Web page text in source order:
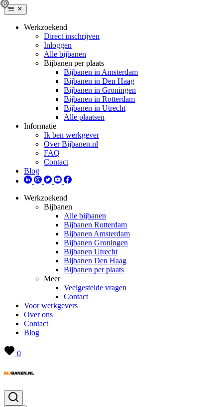
Werkzoekend
Direct inschrijven
Inloggen
Alle bijbanen
Bijbanen per plaats
Bijbanen in Amsterdam
Bijbanen in Den Haag
Bijbanen in Groningen
Bijbanen in Rotterdam
Bijbanen in Utrecht
Alle plaatsen
Informatie
Ik ben werkgever
Over Bijbanen.nl
FAQ
Contact
Blog
Werkzoekend
Bijbanen
Alle bijbanen
Bijbanen Rotterdam
Bijbanen Amsterdam
Bijbanen Groningen
Bijbanen Utrecht
Bijbanen Den Haag
Bijbanen per plaats
Meer
Veelgestelde vragen
Contact
Voor werkgevers
Over ons
Contact
Blog
0